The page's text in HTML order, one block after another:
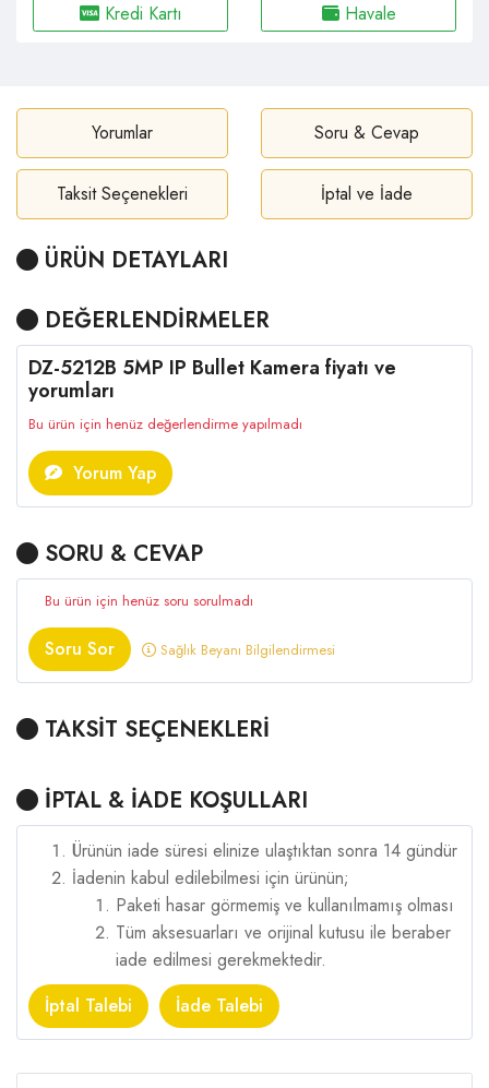
Kredi Kartı Havale
Yorumlar Soru & Cevap
Taksit Seçenekleri İptal ve İade
ÜRÜN DETAYLARI
DEĞERLENDİRMELER
DZ-5212B 5MP IP Bullet Kamera fiyatı ve
yorumları
Bu ürün için henüz değerlendirme yapılmadı
Yorum Yap
SORU & CEVAP
Bu ürün için henüz soru sorulmadı
Soru Sor Sağlık Beyanı Bilgilendirmesi
TAKSİT SEÇENEKLERİ
İPTAL & İADE KOŞULLARI
Ürünün iade süresi elinize ulaştıktan sonra 14 gündür
İadenin kabul edilebilmesi için ürünün;
Paketi hasar görmemiş ve kullanılmamış olması
Tüm aksesuarları ve orijinal kutusu ile beraber
iade edilmesi gerekmektedir.
İptal Talebi
İade Talebi